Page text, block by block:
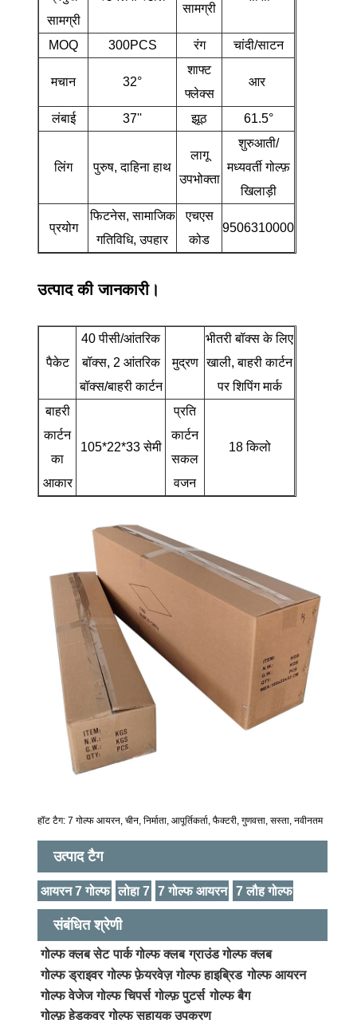
सामग्री
सामग्री
MOQ 300PCS रंग चांदी/साटन
मचान 32°
शाफ्ट
फ्लेक्स
आर
लंबाई 37'' झूठ 61.5°
लिंग पुरुष, दाहिना हाथ
लागू
उपभोक्ता
शुरुआती/
मध्यवर्ती गोल्फ़
खिलाड़ी
प्रयोग
फिटनेस, सामाजिक
गतिविधि, उपहार
एचएस
कोड
9506310000
उत्पाद की जानकारी।
पैकेट
40 पीसी/आंतरिक
बॉक्स, 2 आंतरिक
बॉक्स/बाहरी कार्टन
मुद्रण
भीतरी बॉक्स के लिए
खाली, बाहरी कार्टन
पर शिपिंग मार्क
बाहरी
कार्टन
का
आकार
105*22*33 सेमी
प्रति
कार्टन
सकल
वजन
18 किलो
हॉट टैग: 7 गोल्फ आयरन, चीन, निर्माता, आपूर्तिकर्ता, फैक्टरी, गुणवत्ता, सस्ता, नवीनतम
उत्पाद टैग
आयरन 7 गोल्फ लोहा 7 7 गोल्फ आयरन 7 लौह गोल्फ
संबंधित श्रेणी
गोल्फ क्लब सेट पार्क गोल्फ क्लब ग्राउंड गोल्फ क्लब
गोल्फ ड्राइवर गोल्फ फ़ेयरवेज़ गोल्फ हाइब्रिड गोल्फ आयरन
गोल्फ वेजेज गोल्फ चिपर्स गोल्फ़ पुटर्स गोल्फ बैग
गोल्फ़ हेडकवर गोल्फ सहायक उपकरण